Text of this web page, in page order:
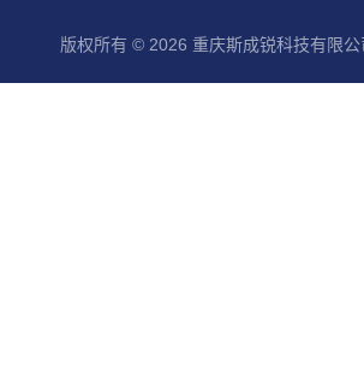
版权所有 © 2026 重庆斯成锐科技有限